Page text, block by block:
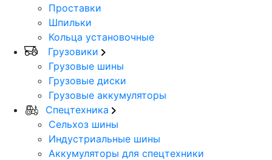
Проставки
Шпильки
Кольца установочные
Грузовики
Грузовые шины
Грузовые диски
Грузовые аккумуляторы
Спецтехника
Сельхоз шины
Индустриальные шины
Аккумуляторы для спецтехники